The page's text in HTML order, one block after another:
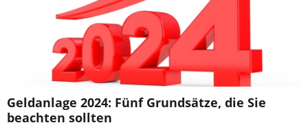
Geldanlage 2024: Fünf Grundsätze, die Sie
beachten sollten